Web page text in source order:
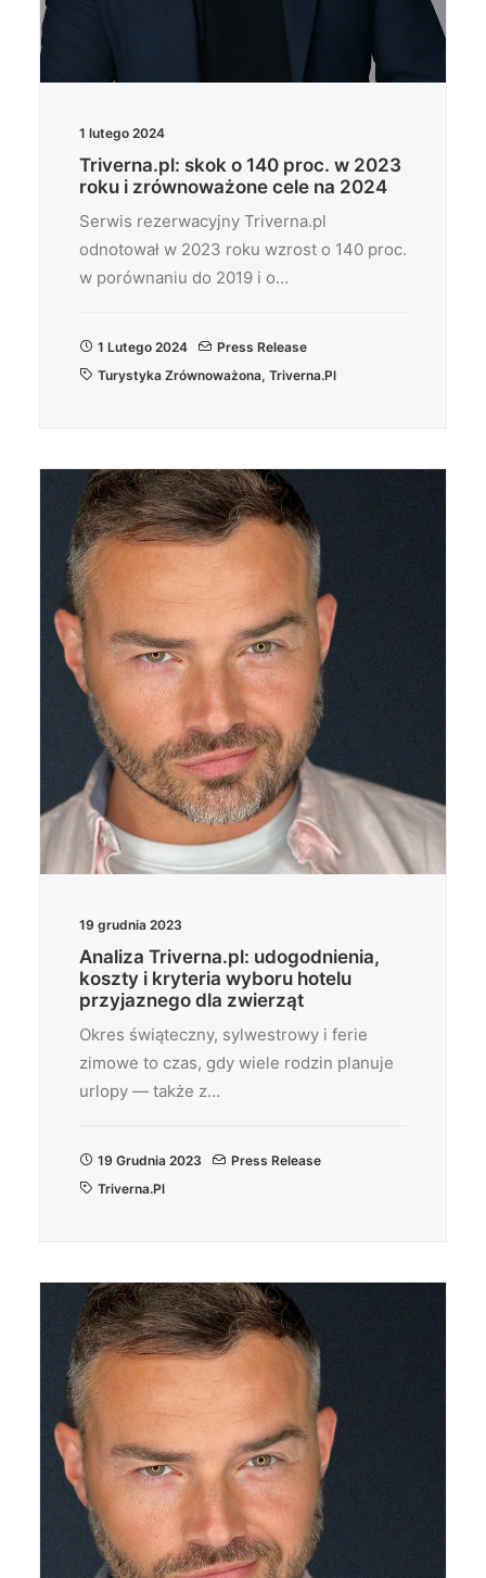
1 lutego 2024
Triverna.pl: skok o 140 proc. w 2023
roku i zrównoważone cele na 2024
Serwis rezerwacyjny Triverna.pl
odnotował w 2023 roku wzrost o 140 proc.
w porównaniu do 2019 i o…
1 Lutego 2024
Press Release
Turystyka Zrównoważona, Triverna.pl
19 grudnia 2023
Analiza Triverna.pl: udogodnienia,
koszty i kryteria wyboru hotelu
przyjaznego dla zwierząt
Okres świąteczny, sylwestrowy i ferie
zimowe to czas, gdy wiele rodzin planuje
urlopy — także z…
19 Grudnia 2023
Press Release
Triverna.pl